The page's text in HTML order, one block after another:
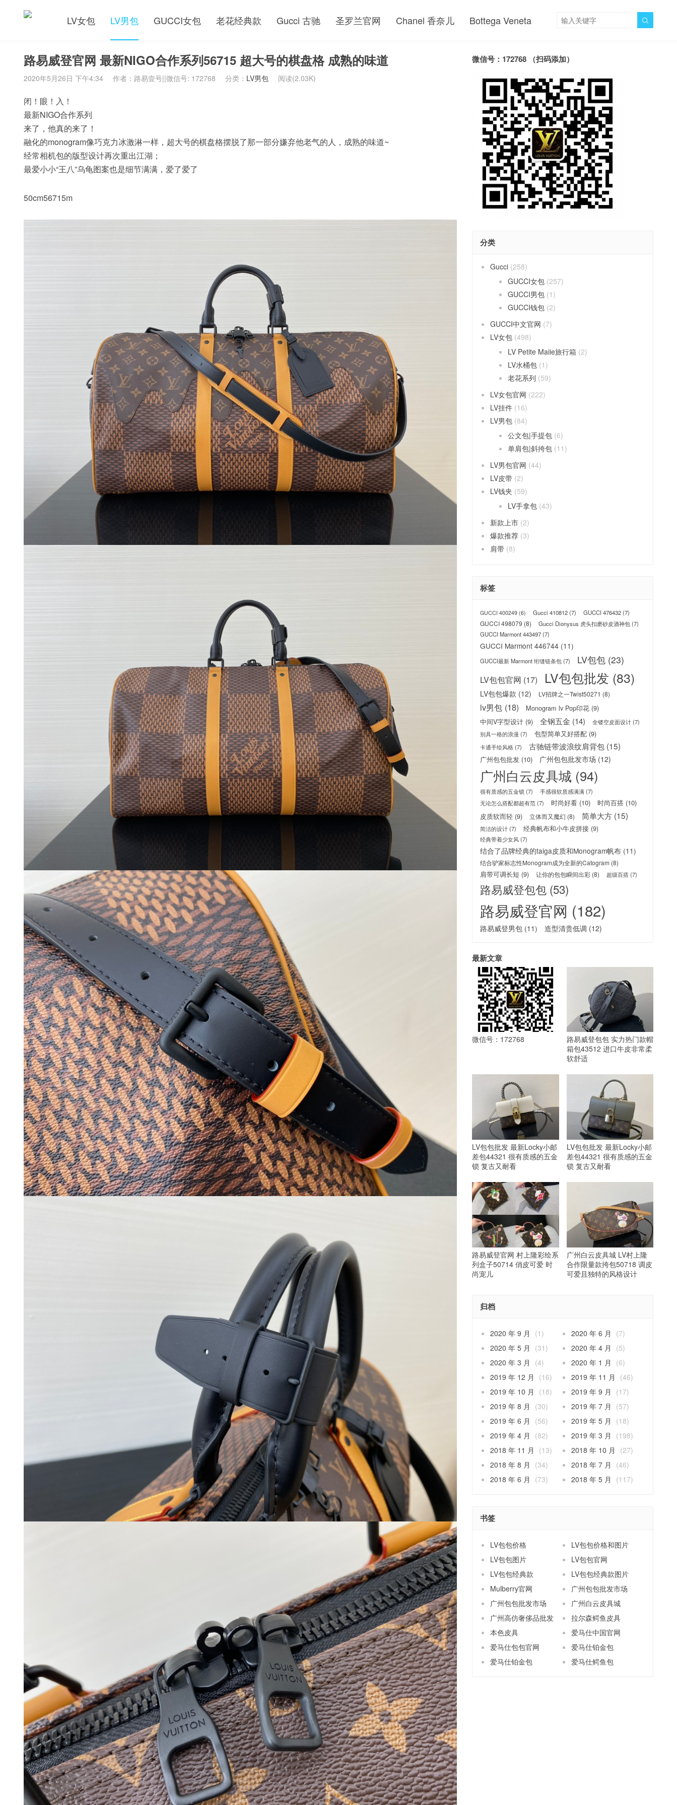
LV女包 LV男包 GUCCI女包 老花经典款 Gucci 古驰 圣罗兰官网 Chanel 香奈儿 Bottega Veneta 
路易威登官网 最新NIGO合作系列56715 超大号的棋盘格 成熟的味道
2020年5月26日 下午4:34 作者：路易壹号||微信号: 172768 分类： LV男包 阅读(2.03K)
闭！眼！入！
最新NIGO合作系列
来了，他真的来了！
融化的monogram像巧克力冰激淋一样，超大号的棋盘格摆脱了那一部分嫌弃他老气的人，成熟的味道~
经常相机包的版型设计再次重出江湖；
最爱小小“王八”乌龟图案也是细节满满，爱了爱了
50cm56715m
微信号：172768 （扫码添加）
分类
Gucci (258)
GUCCI女包 (257)
GUCCI男包 (1)
GUCCI钱包 (2)
GUCCI中文官网 (7)
LV女包 (498)
LV Petite Maiie旅行箱 (2)
LV水桶包 (1)
老花系列 (59)
LV女包官网 (222)
LV挂件 (16)
LV男包 (84)
公文包|手提包 (6)
单肩包|斜挎包 (11)
LV男包官网 (44)
LV皮带 (2)
LV钱夹 (59)
LV手拿包 (43)
新款上市 (2)
爆款推荐 (3)
肩带 (8)
标签
GUCCI 400249 (6) Gucci 410812(7) GUCCI 476432(7)
GUCCI 498079 (8) Gucci Dionysus 虎头扣磨砂皮酒神包(7)
GUCCI Marmont 443497(7)
GUCCI Marmont 446744 (11)
GUCCI最新 Marmont 绗缝链条包(7) LV包包 (23)
LV包包官网 (17) LV包包批发 (83)
LV包包爆款 (12) LV招牌之一Twist50271 (8)
lv男包 (18) Monogram lv Pop印花 (9)
中间V字型设计 (9) 全钢五金 (14) 全镂空皮面设计(7)
别具一格的浪漫 (7) 包型简单又好搭配 (9)
卡通手绘风格(7) 古驰链带波浪纹肩背包 (15)
广州包包批发 (10) 广州包包批发市场 (12)
广州白云皮具城 (94)
很有质感的五金锁 (7) 手感很软质感满满(7)
无论怎么搭配都超有范(7) 时尚好看 (10) 时尚百搭 (10)
皮质软而轻 (9) 立体而又魔幻 (8) 简单大方 (15)
简洁的设计(7) 经典帆布和小牛皮拼接 (9)
经典带着少女风(7)
结合了品牌经典的taiga皮质和Monogram帆布 (11)
结合驴家标志性Monogram成为全新的Catogram (8)
肩带可调长短 (9) 让你的包包瞬间出彩 (8) 超级百搭(7)
路易威登包包 (53)
路易威登官网 (182)
路易威登男包 (11) 造型清贵低调 (12)
最新文章
微信号：172768
路易威登包包 实力热门款帽
箱包43512 进口牛皮非常柔
软舒适
LV包包批发 最新Locky小邮
差包44321 很有质感的五金
锁 复古又耐看
LV包包批发 最新Locky小邮
差包44321 很有质感的五金
锁 复古又耐看
路易威登官网 村上隆彩绘系
列盒子50714 俏皮可爱 时
尚宠儿
广州白云皮具城 LV村上隆
合作限量款挎包50718 调皮
可爱且独特的风格设计
归档
2020 年 9 月 (1) 2020 年 6 月
(7)
2020 年 5 月
(31) 2020 年 4 月
(5)
2020 年 3 月
(4) 2020 年 1 月
(6)
2019 年 12 月
(16) 2019 年 11 月
(46)
2019 年 10 月
(18) 2019 年 9 月
(17)
2019 年 8 月
(30) 2019 年 7 月
(57)
2019 年 6 月
(56) 2019 年 5 月
(18)
2019 年 4 月
(82) 2019 年 3 月
(198)
2018 年 11 月
(13) 2018 年 10 月
(27)
2018 年 8 月
(34) 2018 年 7 月
(46)
2018 年 6 月
(73) 2018 年 5 月 (117)
书签
LV包包价格
LV包包价格和图片
LV包包图片
LV包包官网
LV包包经典款
LV包包经典款图片
Mulberry官网
广州包包批发市场
广州包包批发市场
广州白云皮具城
广州高仿奢侈品批发
拉尔森鳄鱼皮具
本色皮具
爱马仕中国官网
爱马仕包包官网
爱马仕铂金包
爱马仕铂金包
爱马仕鳄鱼包